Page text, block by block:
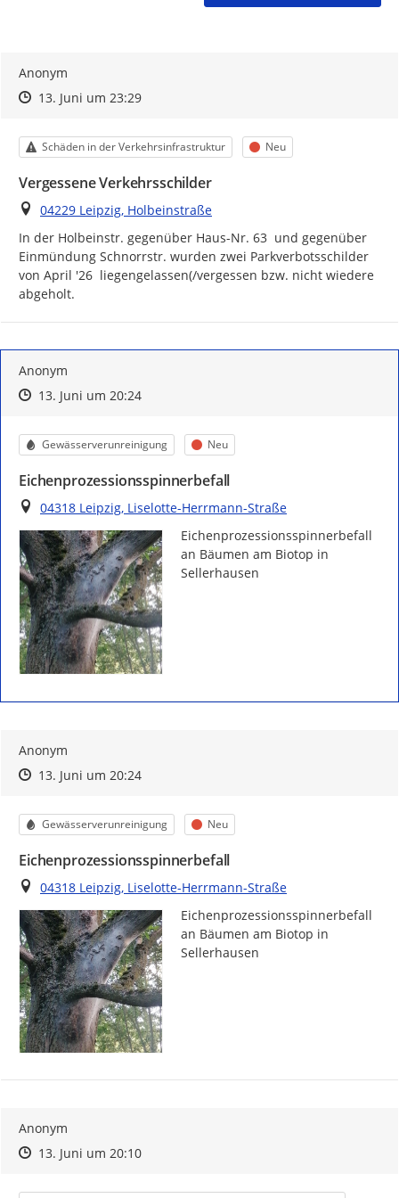
Anonym
Zeitpunkt des Erstellens
Zeitpunkt des Erstellens
13. Juni um 23:29Zur Äußerung
Kategorie
Schäden in der Verkehrsinfrastruktur Status
Neu
Vergessene Verkehrsschilder
Ort
04229 Leipzig, Holbeinstraße
In der Holbeinstr. gegenüber Haus-Nr. 63  und gegenüber
Einmündung Schnorrstr. wurden zwei Parkverbotsschilder
von April '26  liegengelassen(/vergessen bzw. nicht wiedere
abgeholt.
Anonym
Zeitpunkt des Erstellens
Zeitpunkt des Erstellens
13. Juni um 20:24Zur Äußerung
Kategorie
Gewässerverunreinigung Status
Neu
Eichenprozessionsspinnerbefall
Ort
04318 Leipzig, Liselotte-Herrmann-Straße
Eichenprozessionsspinnerbefall
an Bäumen am Biotop in
Sellerhausen
Anonym
Zeitpunkt des Erstellens
Zeitpunkt des Erstellens
13. Juni um 20:24Zur Äußerung
Kategorie
Gewässerverunreinigung Status
Neu
Eichenprozessionsspinnerbefall
Ort
04318 Leipzig, Liselotte-Herrmann-Straße
Eichenprozessionsspinnerbefall
an Bäumen am Biotop in
Sellerhausen
Anonym
Zeitpunkt des Erstellens
Zeitpunkt des Erstellens
13. Juni um 20:10Zur Äußerung